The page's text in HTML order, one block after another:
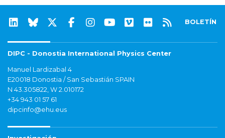
BOLETÍN
DIPC - Donostia International Physics Center
Manuel Lardizabal 4
E20018 Donostia / San Sebastián SPAIN
N 43.305822, W 2.010172
+34 943 01 57 61
dipcinfo@ehu.eus